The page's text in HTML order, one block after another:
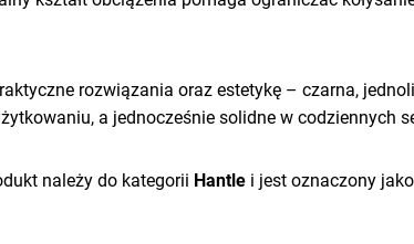
rozwiązania oraz estetykę – czarna,
a jednocześnie solidne w codziennych
należy do kategorii Hantle i jest oznaczony